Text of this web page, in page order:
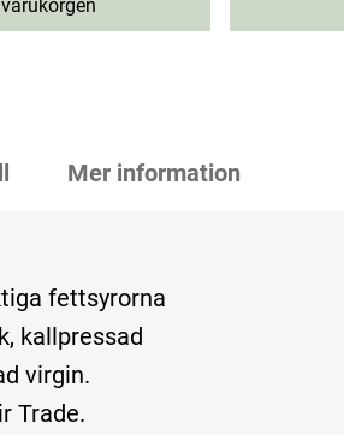
Mer information
fettsyrorna
kallpressad
virgin.
Trade.